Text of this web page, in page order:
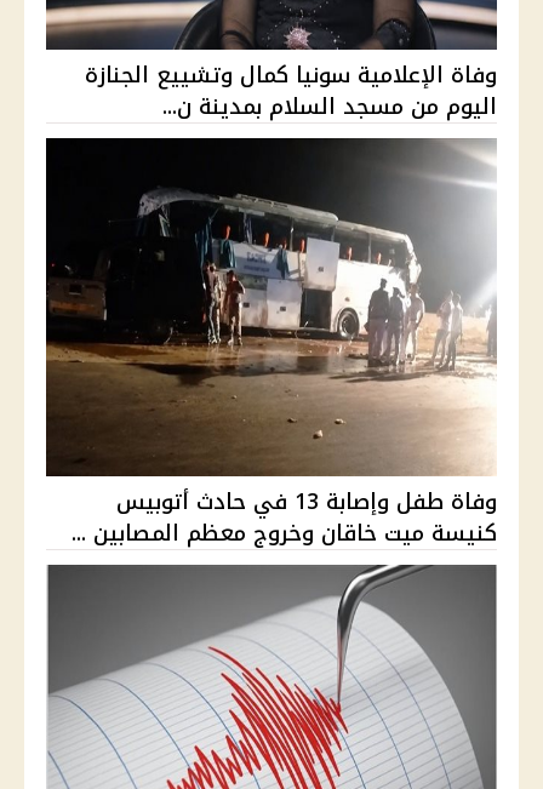
وفاة الإعلامية سونيا كمال وتشييع الجنازة
اليوم من مسجد السلام بمدينة ن...
وفاة طفل وإصابة 13 في حادث أتوبيس
كنيسة ميت خاقان وخروج معظم المصابين ...